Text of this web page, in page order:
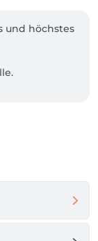
und höchstes